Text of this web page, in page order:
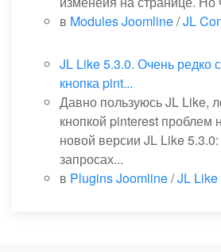
в Modules Joomline/JL
JL Like 5.3.0. Очень редко
кнопка pint...
Давно пользуюсь JL Like,
кнопкой pinterest проблем
новой версии JL Like
запросах...
в Plugins Joomline/JL